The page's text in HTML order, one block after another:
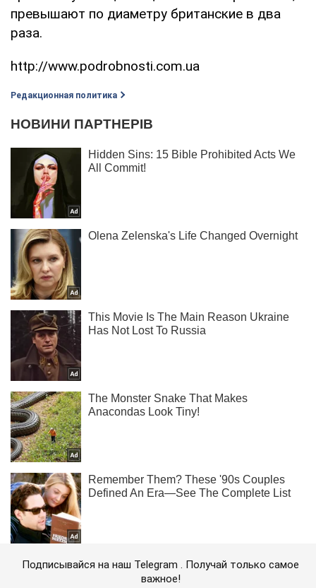
превышают по диаметру британские в два
раза.
http://www.podrobnosti.com.ua
Редакционная политика
Подписывайся на наш Telegram . Получай только самое
важное!